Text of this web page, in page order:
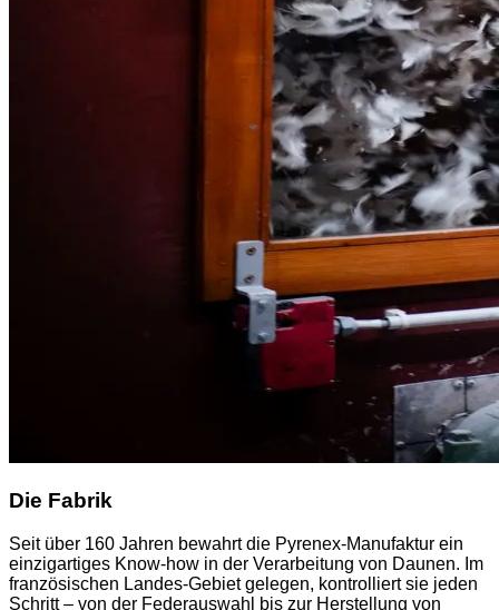
Die Fabrik
Seit über 160 Jahren bewahrt die Pyrenex-Manufaktur ein
einzigartiges Know-how in der Verarbeitung von Daunen. Im
französischen Landes-Gebiet gelegen, kontrolliert sie jeden
Schritt – von der Federauswahl bis zur Herstellung von